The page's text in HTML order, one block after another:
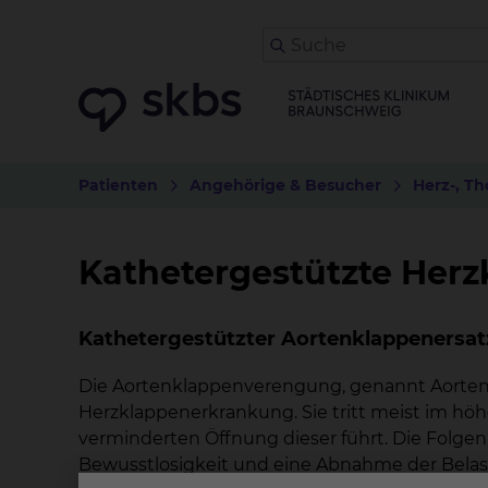
Patienten Angehörige & Besucher Herz-,
Kathetergestützte
Kathetergestützter
Die Aortenklappenverengung, genannt
Herzklappenerkrankung. Sie tritt meist im
verminderten Öffnung dieser führt. Die
Bewusstlosigkeit und eine Abnahme der